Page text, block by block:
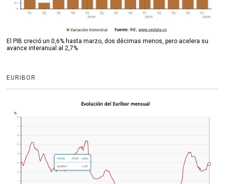
El PIB creció un 0,6% hasta marzo, dos décimas menos, pero acelera su
avance interanual al 2,7%
EURIBOR